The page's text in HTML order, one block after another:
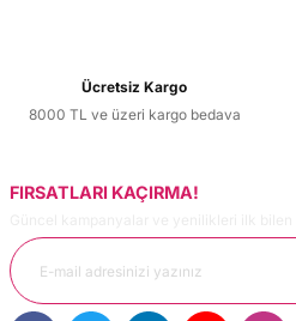
Ücretsiz Kargo
8000 TL ve üzeri kargo bedava
FIRSATLARI KAÇIRMA!